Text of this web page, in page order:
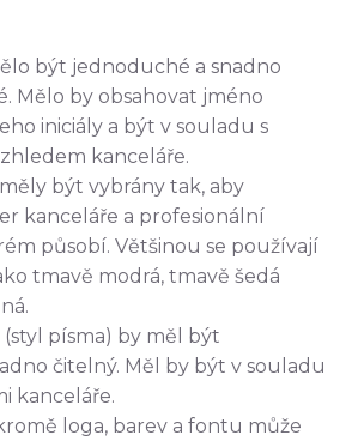
být jednoduché a snadno
Mělo by obsahovat jméno
iniciály a být v souladu s
kanceláře.
být vybrány tak, aby
kanceláře a profesionální
působí. Většinou se používají
tmavě modrá, tmavě šedá
písma) by měl být
čitelný. Měl by být v souladu
kanceláře.
loga, barev a fontu může